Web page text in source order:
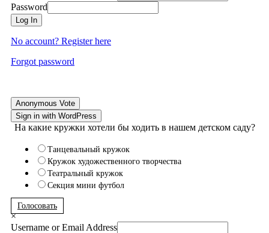
Password
Log In
No account? Register here
Forgot password
Anonymous Vote
Sign in with WordPress
На какие кружки хотели бы ходить в нашем детском саду?
Танцевальный кружок
Кружок художественного творчества
Театральный кружок
Секция мини футбол
Голосовать
×
Username or Email Address